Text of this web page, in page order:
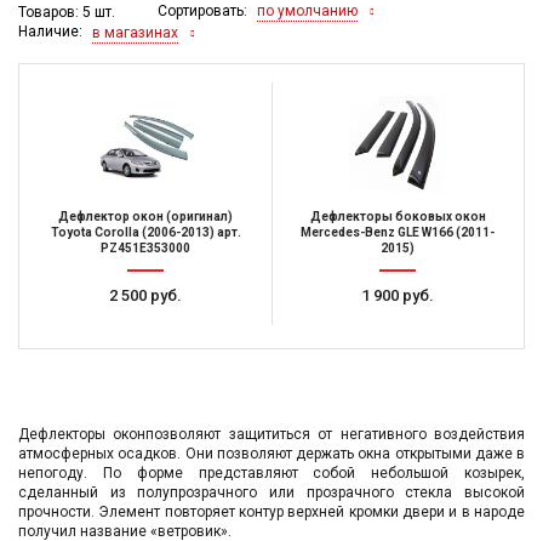
Товаров: 5 шт. Сортировать:
по умолчанию
Наличие:
в магазинах
Дефлектор окон (оригинал)
Toyota Corolla (2006-2013) арт.
PZ451E353000
2 500 руб.
Дефлекторы боковых окон
Mercedes-Benz GLE W166 (2011-
2015)
1 900 руб.
Дефлекторы оконпозволяют защититься от негативного воздействия
атмосферных осадков. Они позволяют держать окна открытыми даже в
непогоду. По форме представляют собой небольшой козырек,
сделанный из полупрозрачного или прозрачного стекла высокой
прочности. Элемент повторяет контур верхней кромки двери и в народе
получил название «ветровик».